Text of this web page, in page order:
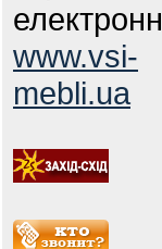
www.vsi-
mebli.ua